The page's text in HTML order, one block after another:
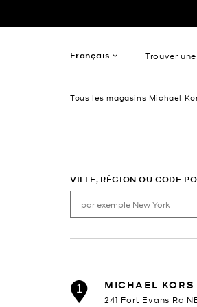
Français Trouver
Tous les magasins Michael
VILLE, RÉGION OU CODE
1 MICHAEL KORS
241 Fort Evans Rd